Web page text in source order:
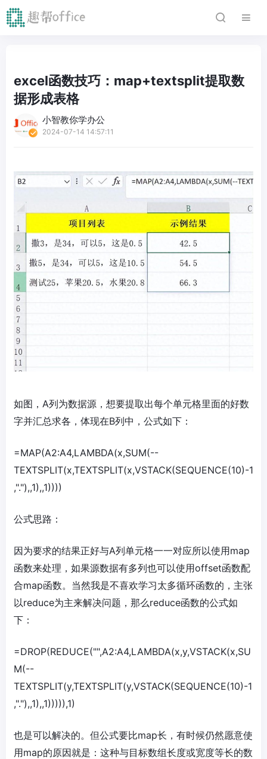
excel函数技巧：map+textsplit提取数
据形成表格
小智教你学办公
2024-07-14 14:57:11
如图，A列为数据源，想要提取出每个单元格里面的好数
字并汇总求各，体现在B列中，公式如下：
=MAP(A2:A4,LAMBDA(x,SUM(--
TEXTSPLIT(x,TEXTSPLIT(x,VSTACK(SEQUENCE(10)-1
,"."),,1),,1))))
公式思路：
因为要求的结果正好与A列单元格一一对应所以使用map
函数来处理，如果源数据有多列也可以使用offset函数配
合map函数。当然我是不喜欢学习太多循环函数的，主张
以reduce为主来解决问题，那么reduce函数的公式如
下：
=DROP(REDUCE("",A2:A4,LAMBDA(x,y,VSTACK(x,SU
M(--
TEXTSPLIT(y,TEXTSPLIT(y,VSTACK(SEQUENCE(10)-1
,"."),,1),,1))))),1)
也是可以解决的。但公式要比map长，有时候仍然愿意使
用map的原因就是：这种与目标数组长度或宽度等长的数